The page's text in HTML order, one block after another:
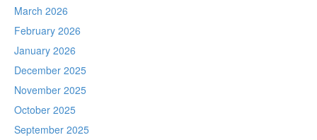
March 2026
February 2026
January 2026
December 2025
November 2025
October 2025
September 2025